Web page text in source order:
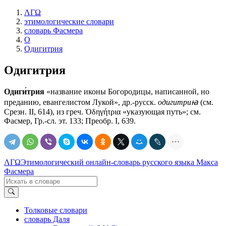
ΛΓΩ
этимологические словари
словарь Фасмера
О
Одигитрия
Одигитрия
Одиги́трия «название иконы Богородицы, написанной, но
преданию, евангелистом Лукой», др.-русск. одигитриꙗ (см.
Срезн. II, 614), из греч. Ὁδηγήτρια «указующая путь»; см.
Фасмер, Гр.-сл. эт. 133; Преобр. I, 639.
ΛΓΩЭтимологический онлайн-словарь русского языка Макса
Фасмера
Толковые словари
словарь Даля